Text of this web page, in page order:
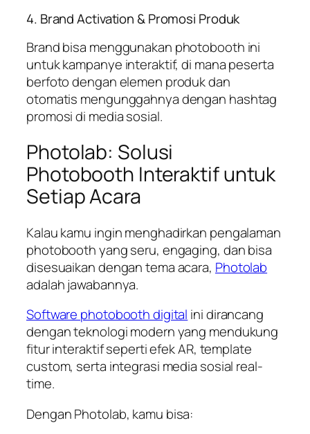
4. Brand Activation & Promosi Produk
Brand bisa menggunakan photobooth ini
untuk kampanye interaktif, di mana peserta
berfoto dengan elemen produk dan
otomatis mengunggahnya dengan hashtag
promosi di media sosial.
Photolab: Solusi
Photobooth Interaktif untuk
Setiap Acara
Kalau kamu ingin menghadirkan pengalaman
photobooth yang seru, engaging, dan bisa
disesuaikan dengan tema acara, Photolab
adalah jawabannya.
Software photobooth digital ini dirancang
dengan teknologi modern yang mendukung
fitur interaktif seperti efek AR, template
custom, serta integrasi media sosial real-
time.
Dengan Photolab, kamu bisa: